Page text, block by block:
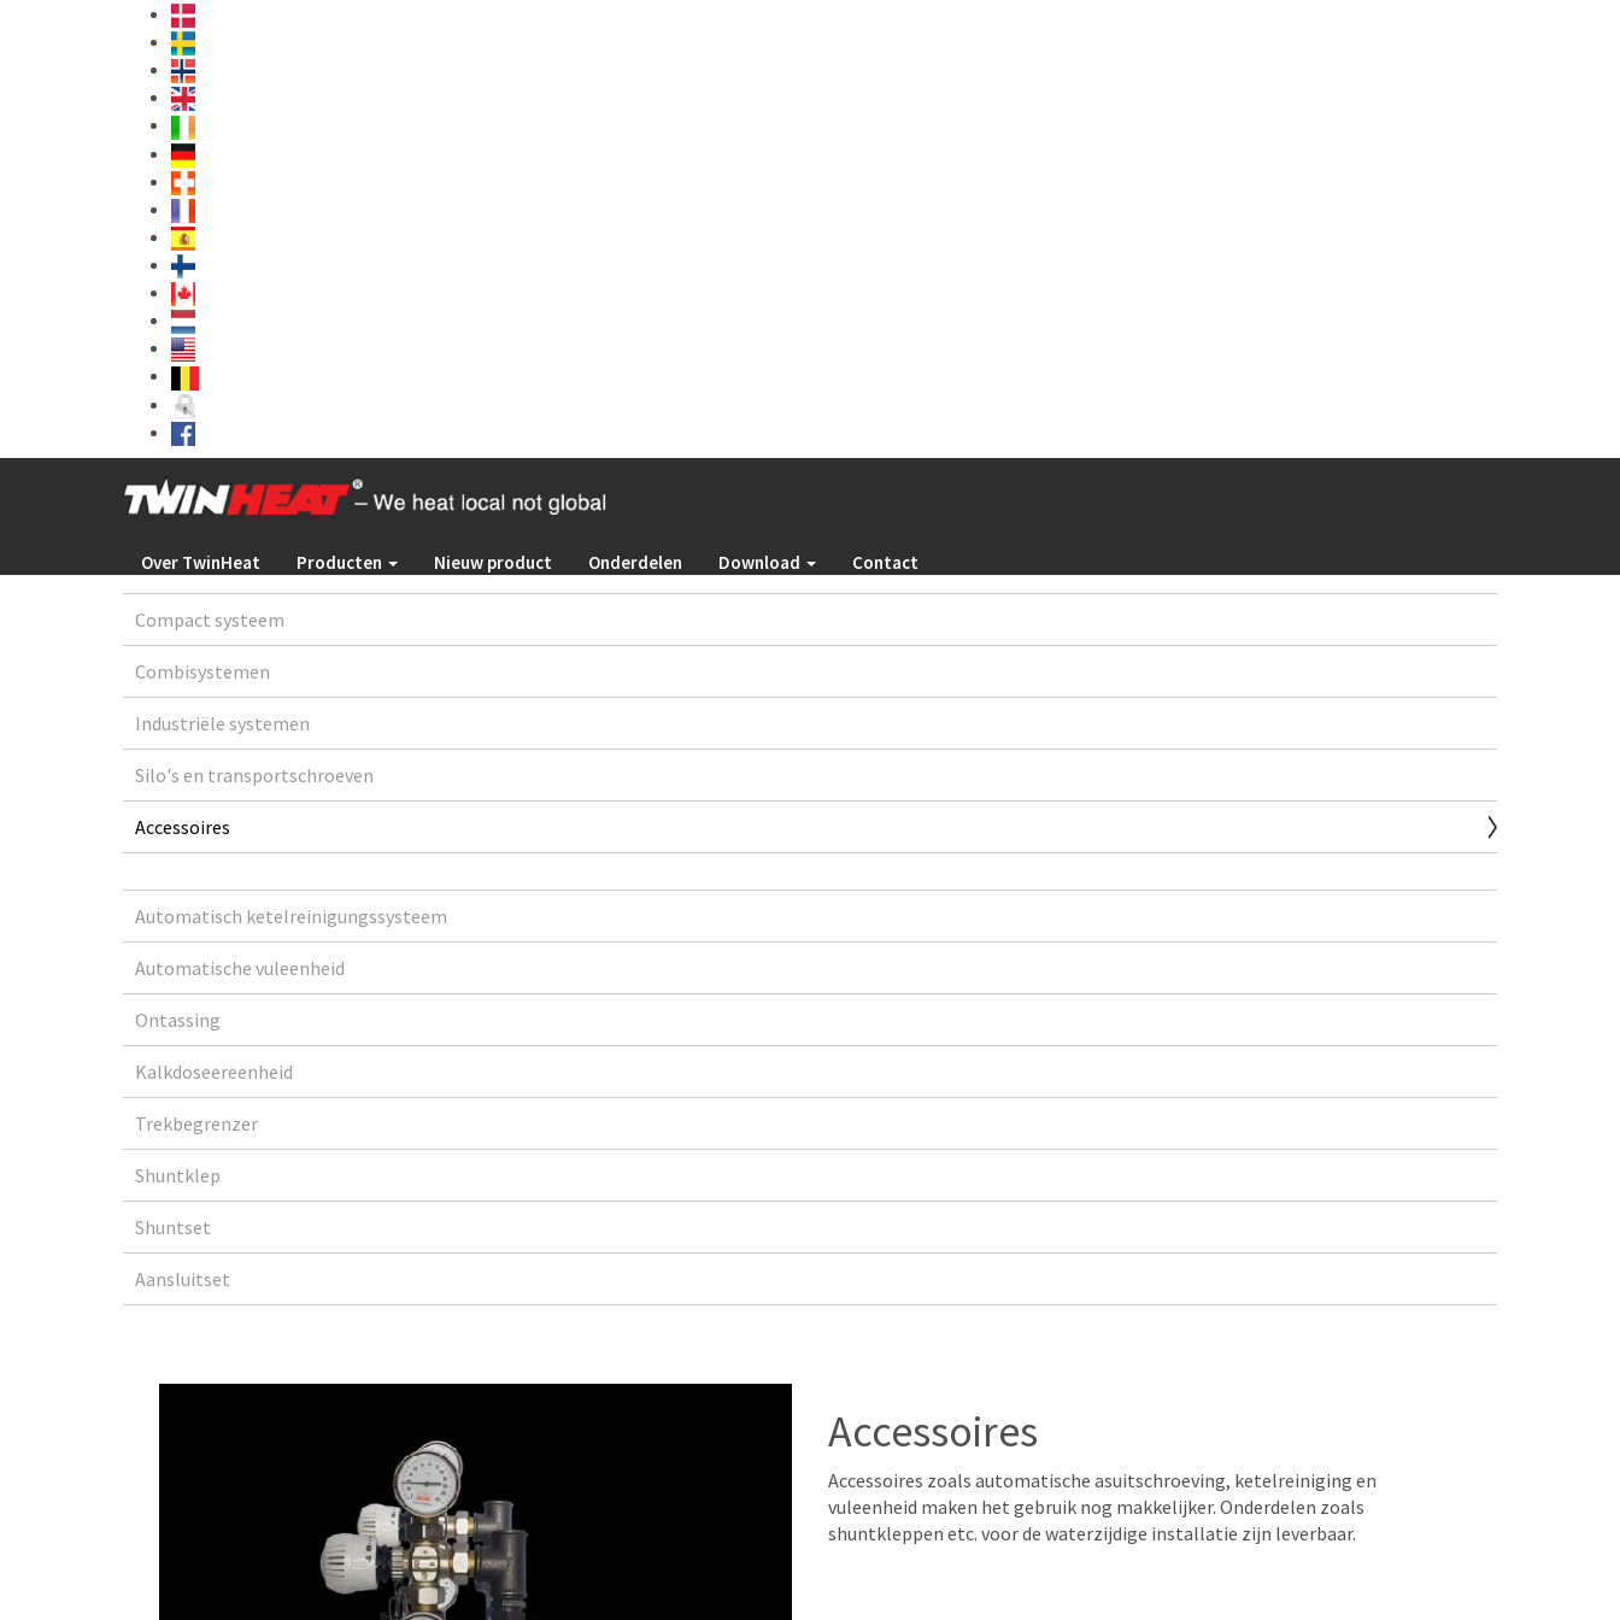
Over TwinHeat Producten Nieuw product Onderdelen Download Contact
Compact systeem
Combisystemen
Industriële systemen
Silo's en transportschroeven
Accessoires
Automatisch ketelreinigungssysteem
Automatische vuleenheid
Ontassing
Kalkdoseereenheid
Trekbegrenzer
Shuntklep
Shuntset
Aansluitset
Accessoires
Accessoires zoals automatische asuitschroeving, ketelreiniging en
vuleenheid maken het gebruik nog makkelijker. Onderdelen zoals
shuntkleppen etc. voor de waterzijdige installatie zijn leverbaar.